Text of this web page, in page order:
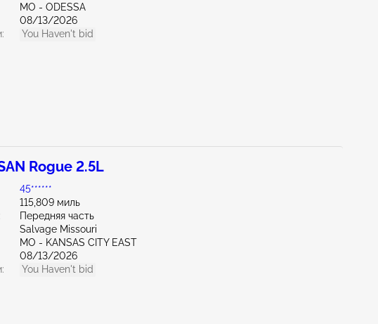
MO - ODESSA
08/13/2026
You Haven't bid
Rogue 2.5L
45******
115,809 миль
Передняя часть
Salvage Missouri
MO - KANSAS CITY EAST
08/13/2026
You Haven't bid